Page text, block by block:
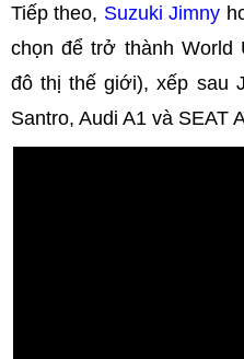
Tiếp theo, Suzuki Jimny
chọn để trở thành World
đô thị thế giới), xếp sau
Santro, Audi A1 và SEAT